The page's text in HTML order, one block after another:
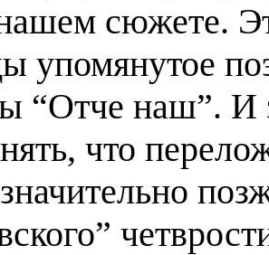
сюжете.
упомянутое
“Отче наш”. И
что